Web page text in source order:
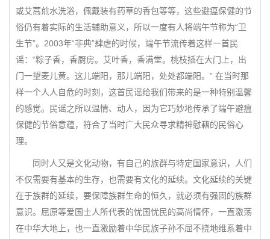
或艾蒿煎水洗浴，佩戴装有药草的香包等等，这些避瘟保健的节
俗仍有着实际的生活辅助意义，所以一度有人将端午节称为“卫
生节”。2003年“非典”肆虐的时候，端午节流传着这样一首民
谣：“粽子香，香厨房。艾叶香，香满堂。桃枝插在大门上，出
门一望麦儿黄。这儿端阳，那儿端阳，处处都端阳。” 在当时那
样一个人人自危的时刻，这首民谣给我们带来的是一种特别温馨
的感觉。民谣之所以温情、动人，因为它巧妙地传承了端午避瘟
保健的节俗意蕴，符合了当时广大民众寻求精神慰藉的民俗心
理。
同时人又是文化动物，有自己的族群与特定国家意识，人们
不仅需要有基本的生存，也需要有文化的延续。文化延续的关键
在于族群的延续，要保障族群生命的恒久，就必须有强固的族群
意识。屈原等爱国士人所代表的忧国忧民的高尚情怀，一直激荡
在中华大地上，也一直激励着中华民族子孙不屈不挠地维系着中